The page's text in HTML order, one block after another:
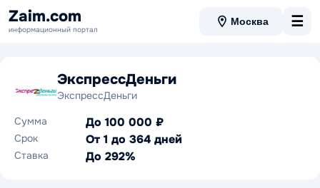
Zaim.com
информационный портал
Москва ☰
ЭкспрессДеньги
ЭкспрессДеньги
Сумма
До 100 000 ₽
Срок От 1 до 364 дней
Ставка До 292%